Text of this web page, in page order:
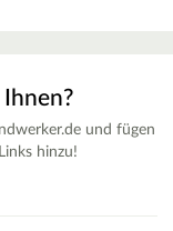
und fügen
hinzu!